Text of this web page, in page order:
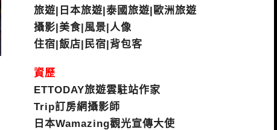
旅遊|日本旅遊|泰國旅遊|歐洲旅遊
攝影|美食|風景|人像
住宿|飯店|民宿|背包客
資歷
ETTODAY旅遊雲駐站作家
Trip訂房網攝影師
日本Wamazing觀光宣傳大使